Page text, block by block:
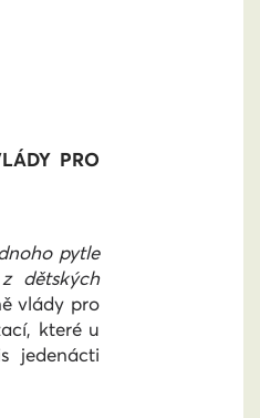
PRO
pytle
dětských
vlády pro
které u
jedenácti